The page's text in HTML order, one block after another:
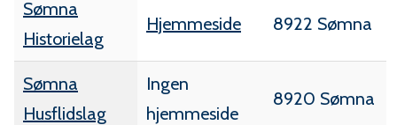
Sømna
Historielag
Hjemmeside 8922 Sømna
Sømna
Husflidslag
Ingen
hjemmeside
8920 Sømna